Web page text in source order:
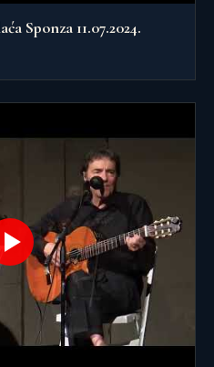
Sponza 11.07.2024.